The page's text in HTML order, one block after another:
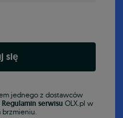
się
jednego z dostawców
Regulamin serwisu OLX.pl w
brzmieniu.